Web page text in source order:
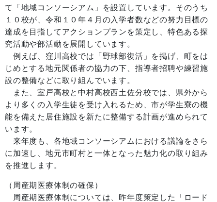
て「地域コンソーシアム」を設置しています。そのうち
１０校が、令和１０年４月の入学者数などの努力目標の
達成を目指してアクションプランを策定し、特色ある探
究活動や部活動を展開しています。
例えば、窪川高校では「野球部復活」を掲げ、町をは
じめとする地元関係者の協力の下、指導者招聘や練習施
設の整備などに取り組んでいます。
また、室戸高校と中村高校西土佐分校では、県外から
より多くの入学生徒を受け入れるため、市が学生寮の機
能を備えた居住施設を新たに整備する計画が進められて
います。
来年度も、各地域コンソーシアムにおける議論をさら
に加速し、地元市町村と一体となった魅力化の取り組み
を推進します。
（周産期医療体制の確保）
周産期医療体制については、昨年度策定した「ロード